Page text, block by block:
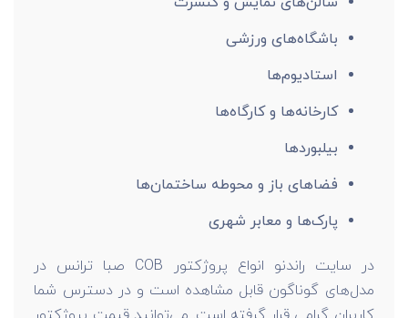
باشگاه‌های ورزشی
استادیوم‌ها
کارخانه‌ها و کارگاه‌ها
بیلبوردها
فضاهای باز و محوطه ساختمان‌ها
پارک‌ها و معابر شهری
در سایت راندنو انواع پروژکتور COB صبا ترانس در
مدل‌های گوناگون قابل مشاهده است و در دسترس شما